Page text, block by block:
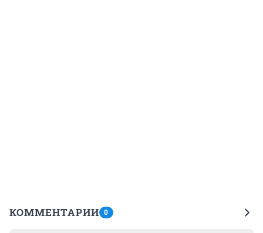
КОММЕНТАРИИ 0